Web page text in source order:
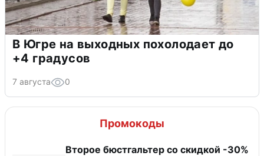
В Югре на выходных похолодает до
+4 градусов
7 августа 0
Промокоды
Второе бюстгальтер со скидкой -30%